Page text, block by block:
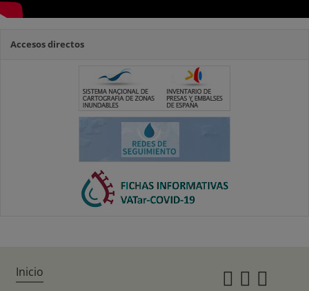
Accesos directos
Inicio